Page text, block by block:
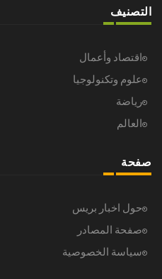
التصنيف
اقتصاد وأعمال
علوم وتكنولوجيا
رياضة
العالم
صفحة
حول اخبار بريس
صفحة المصادر
سياسة الخصوصية